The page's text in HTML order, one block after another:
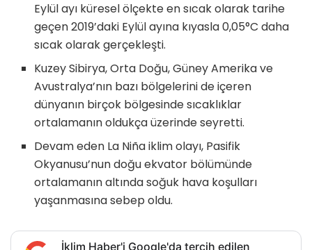
Eylül ayı küresel ölçekte en sıcak olarak tarihe
geçen 2019’daki Eylül ayına kıyasla 0,05°C daha
sıcak olarak gerçekleşti.
Kuzey Sibirya, Orta Doğu, Güney Amerika ve
Avustralya’nın bazı bölgelerini de içeren
dünyanın birçok bölgesinde sıcaklıklar
ortalamanın oldukça üzerinde seyretti.
Devam eden La Niña iklim olayı, Pasifik
Okyanusu’nun doğu ekvator bölümünde
ortalamanın altında soğuk hava koşulları
yaşanmasına sebep oldu.
İklim Haber'i Google'da tercih edilen